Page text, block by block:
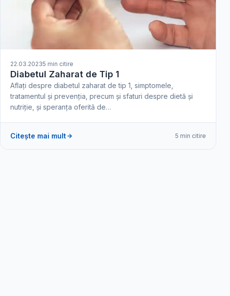
22.03.20235 min citire
Diabetul Zaharat de Tip 1
Aflați despre diabetul zaharat de tip 1, simptomele,
tratamentul și prevenția, precum și sfaturi despre dietă și
nutriție, și speranța oferită de…
Citește mai mult 5 min citire